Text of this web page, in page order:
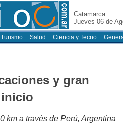
Catamarca
Jueves 06 de
Turismo Salud Ciencia y Tecno
y gran
km a través de Perú, Argentina